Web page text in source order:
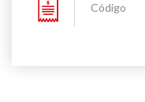
Código